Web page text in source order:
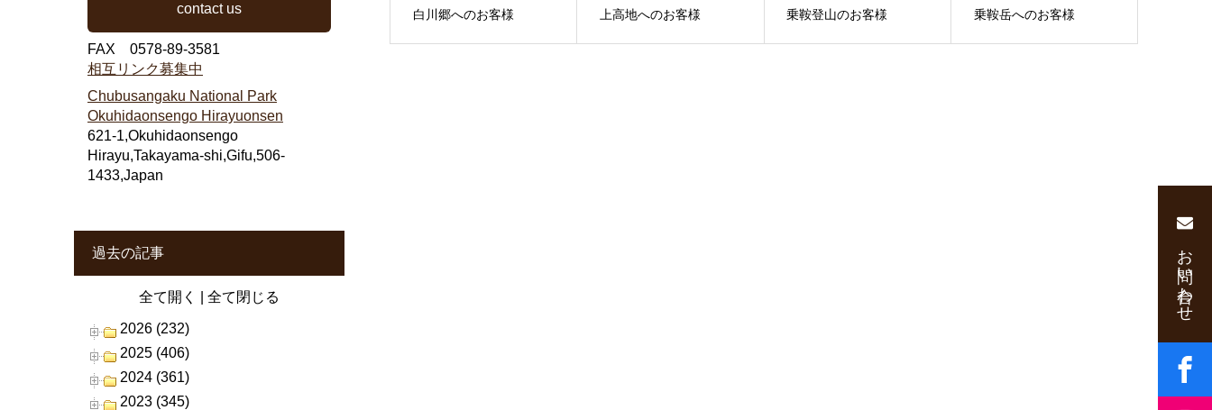
白川郷へのお客様 上高地へのお客様 乗鞍登山のお客様 乗鞍岳へのお客様
contact us
FAX 0578-89-3581
相互リンク募集中
Chubusangaku National Park
Okuhidaonsengo Hirayuonsen
621-1,Okuhidaonsengo
Hirayu,Takayama-shi,Gifu,506-
1433,Japan
過去の記事
全て開く 全て閉じる
2026 (232)
2025 (406)
2024 (361)
2023 (345)
お問い合わせ